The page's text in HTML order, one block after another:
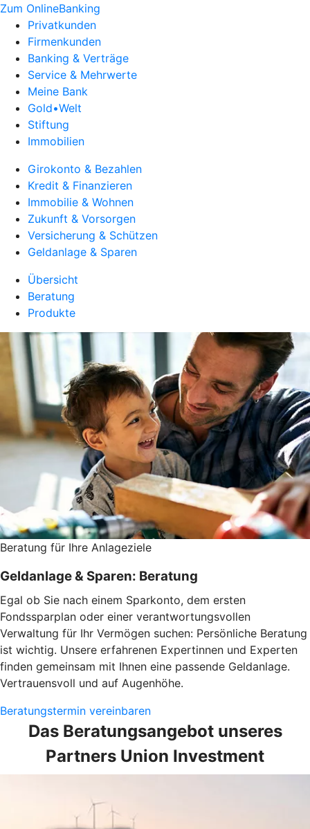
Zum OnlineBanking
Privatkunden
Firmenkunden
Banking & Verträge
Service & Mehrwerte
Meine Bank
Gold•Welt
Stiftung
Immobilien
Girokonto & Bezahlen
Kredit & Finanzieren
Immobilie & Wohnen
Zukunft & Vorsorgen
Versicherung & Schützen
Geldanlage & Sparen
Übersicht
Beratung
Produkte
Beratung für Ihre Anlageziele
Geldanlage & Sparen: Beratung
Egal ob Sie nach einem Sparkonto, dem ersten
Fondssparplan oder einer verantwortungsvollen
Verwaltung für Ihr Vermögen suchen: Persönliche Beratung
ist wichtig. Unsere erfahrenen Expertinnen und Experten
finden gemeinsam mit Ihnen eine passende Geldanlage.
Vertrauensvoll und auf Augenhöhe.
Beratungstermin vereinbaren
Das Beratungsangebot unseres
Partners Union Investment